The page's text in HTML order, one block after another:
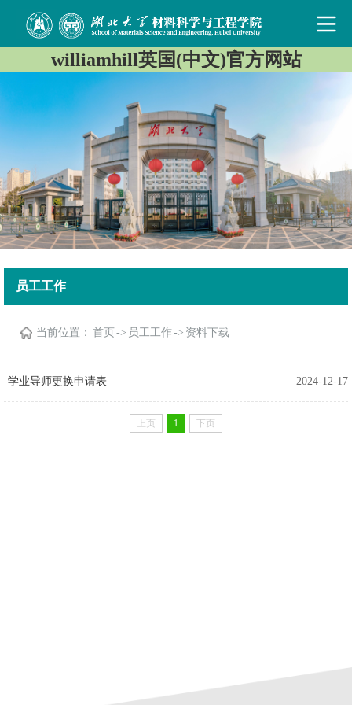
williamhill英国(中文)官方网站
员工工作
当前位置： 首页 -> 员工工作-> 资料下载
2024-12-17
学业导师更换申请表
上页 1 下页